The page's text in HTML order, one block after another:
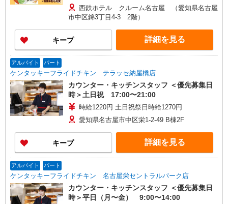
た場合、残業代を1分単位で別途支給します。 ※
給与は経験や前職給与に応じて決定します。
西鉄ホテル クルーム名古屋 （愛知県名古屋
市中区錦3丁目4-3 2階）
キープ 詳細を見る
アルバイト パート
ケンタッキーフライドチキン テラッセ納屋橋店
カウンター・キッチンスタッフ ＜優先募集日
時＞土日祝 17:00〜21:00
時給1220円 土日祝祭日時給1270円
愛知県名古屋市中区栄1-2-49 B棟2F
キープ 詳細を見る
アルバイト パート
ケンタッキーフライドチキン 名古屋栄セントラルパーク店
カウンター・キッチンスタッフ ＜優先募集日
時＞平日（月〜金） 9:00〜14:00